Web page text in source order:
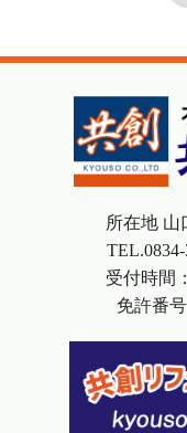
所在地 山
TEL.
受付時間
免許番